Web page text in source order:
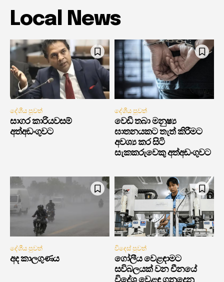
Local News
දේශීය පුවත්
සාගර කාරියවසම්
අත්අඩංගුවට
දේශීය පුවත්
වෙඩි තබා මනුෂ්‍ය
ඝාතනයකට තැත් කිරීමට
අවශ්‍ය කර සිටි
සැකකරුවෙකු අත්අඩංගුවට
දේශීය පුවත්
අද කාලගුණය
විදෙස් පුවත්
ගෝලීය වෙළඳාමට
සවිබලයක් වන චීනයේ
විදේශ වෙළඳ ගනුදෙනු